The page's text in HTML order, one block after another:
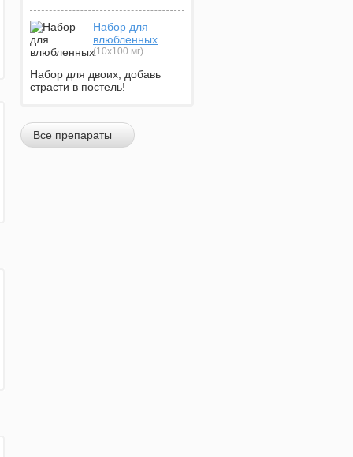
Набор для
влюбленных
(10х100 мг)
Набор для двоих, добавь
страсти в постель!
Все препараты